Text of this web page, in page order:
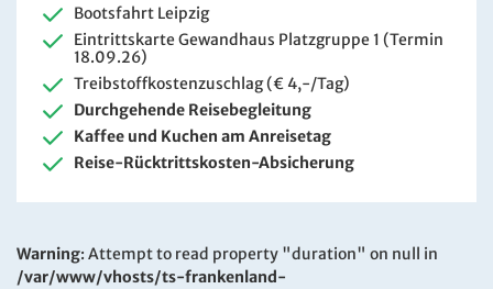
Bootsfahrt Leipzig
Eintrittskarte Gewandhaus Platzgruppe 1 (Termin
18.09.26)
Treibstoffkostenzuschlag (€ 4,-/Tag)
Durchgehende Reisebegleitung
Kaffee und Kuchen am Anreisetag
Reise-Rücktrittskosten-Absicherung
Warning: Attempt to read property "duration" on null in
/var/www/vhosts/ts-frankenland-